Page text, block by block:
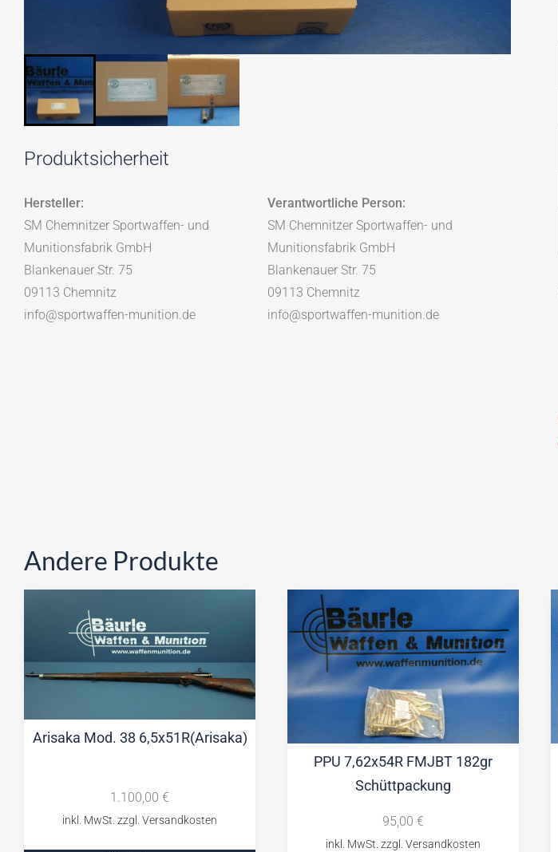
Produktsicherheit
Hersteller:
SM Chemnitzer Sportwaffen- und
Munitionsfabrik GmbH
Blankenauer Str. 75
09113 Chemnitz
info@sportwaffen-munition.de
Verantwortliche Person:
SM Chemnitzer Sportwaffen- und
Munitionsfabrik GmbH
Blankenauer Str. 75
09113 Chemnitz
info@sportwaffen-munition.de
Andere Produkte
Arisaka Mod. 38 6,5x51R(Arisaka)
1.100,00 €
PPU 7,62x54R FMJBT 182gr
Schüttpackung
95,00 €